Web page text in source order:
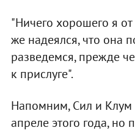
"Ничего хорошего я
же надеялся, что она
разведемся, прежде
к прислуге".
Напомним, Сил и Клум
апреле этого года, но